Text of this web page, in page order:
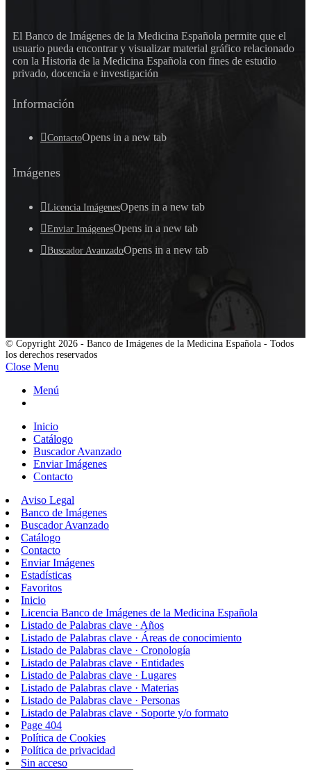
El Banco de Imágenes de la Medicina Española permite que el
usuario pueda encontrar y visualizar material gráfico relacionado
con la Historia de la Medicina Española con fines de estudio
privado, docencia e investigación
Información
ContactoOpens in a new tab
Imágenes
Licencia ImágenesOpens in a new tab
Enviar ImágenesOpens in a new tab
Buscador AvanzadoOpens in a new tab
© Copyright 2026 - Banco de Imágenes de la Medicina Española - Todos
los derechos reservados
Close Menu
Menú
Inicio
Catálogo
Buscador Avanzado
Enviar Imágenes
Contacto
Aviso Legal
Banco de Imágenes
Buscador Avanzado
Catálogo
Contacto
Enviar Imágenes
Estadísticas
Favoritos
Inicio
Licencia Banco de Imágenes de la Medicina Española
Listado de Palabras clave · Años
Listado de Palabras clave · Áreas de conocimiento
Listado de Palabras clave · Cronología
Listado de Palabras clave · Entidades
Listado de Palabras clave · Lugares
Listado de Palabras clave · Materias
Listado de Palabras clave · Personas
Listado de Palabras clave · Soporte y/o formato
Page 404
Política de Cookies
Política de privacidad
Sin acceso